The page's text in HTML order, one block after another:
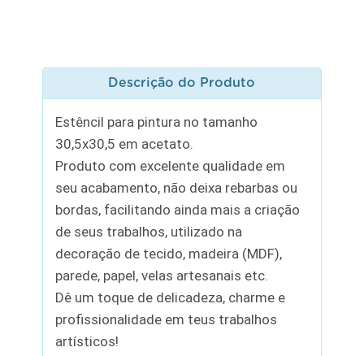
Descrição do Produto
Estêncil para pintura no tamanho
30,5x30,5 em acetato.
Produto com excelente qualidade em
seu acabamento, não deixa rebarbas ou
bordas, facilitando ainda mais a criação
de seus trabalhos, utilizado na
decoração de tecido, madeira (MDF),
parede, papel, velas artesanais etc.
Dê um toque de delicadeza, charme e
profissionalidade em teus trabalhos
artísticos!